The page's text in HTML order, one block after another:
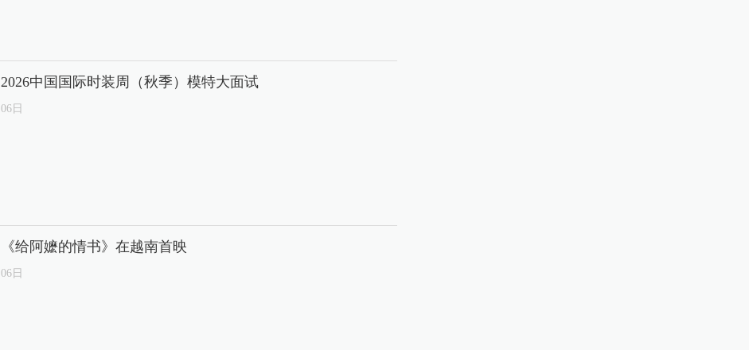
2026中国国际时装周（秋季）模特大面试
06日
《给阿嬷的情书》在越南首映
06日